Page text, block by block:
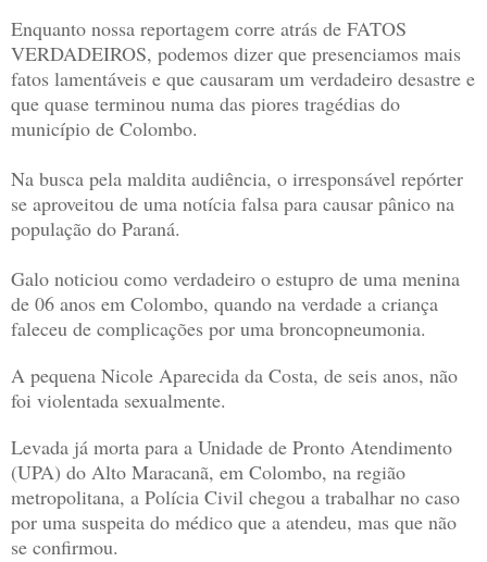
Enquanto nossa reportagem corre atrás de FATOS
VERDADEIROS, podemos dizer que presenciamos mais
fatos lamentáveis e que causaram um verdadeiro desastre e
que quase terminou numa das piores tragédias do
município de Colombo.
Na busca pela maldita audiência, o irresponsável repórter
se aproveitou de uma notícia falsa para causar pânico na
população do Paraná.
Galo noticiou como verdadeiro o estupro de uma menina
de 06 anos em Colombo, quando na verdade a criança
faleceu de complicações por uma broncopneumonia.
A pequena Nicole Aparecida da Costa, de seis anos, não
foi violentada sexualmente.
Levada já morta para a Unidade de Pronto Atendimento
(UPA) do Alto Maracanã, em Colombo, na região
metropolitana, a Polícia Civil chegou a trabalhar no caso
por uma suspeita do médico que a atendeu, mas que não
se confirmou.